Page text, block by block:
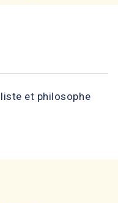
et philosophe